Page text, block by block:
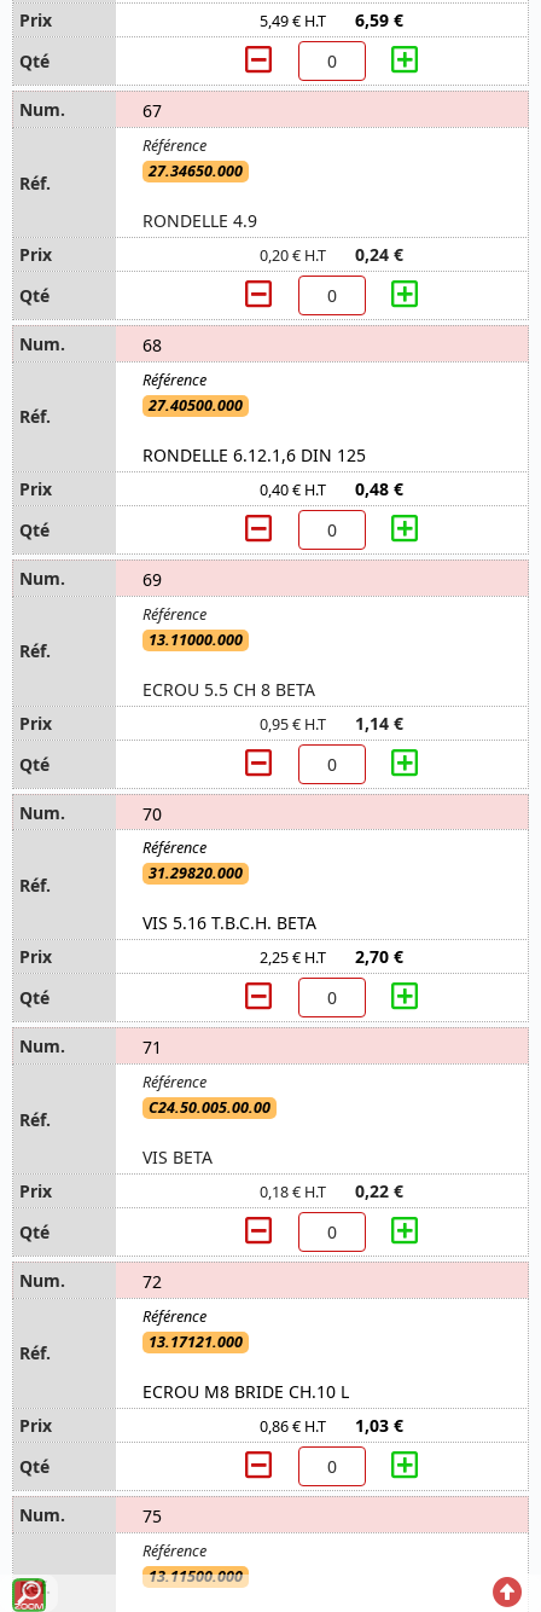
5,49 € H.T 6,59 €
67
27.34650.000
RONDELLE 4.9
0,20 € H.T 0,24 €
68
27.40500.000
RONDELLE 6.12.1,6 DIN 125
0,40 € H.T 0,48 €
69
13.11000.000
ECROU 5.5 CH 8 BETA
0,95 € H.T 1,14 €
70
31.29820.000
VIS 5.16 T.B.C.H. BETA
2,25 € H.T 2,70 €
71
C24.50.005.00.00
VIS BETA
0,18 € H.T 0,22 €
72
13.17121.000
ECROU M8 BRIDE CH.10 L
0,86 € H.T 1,03 €
75
13.11500.000
Voir